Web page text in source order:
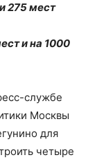
275 мест
и на 1000
службе
Москвы
для
четыре